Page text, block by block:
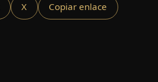
X Copiar enlace